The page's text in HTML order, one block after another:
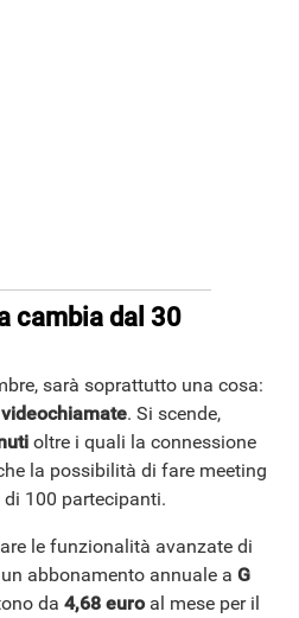
cambia dal 30
sarà soprattutto una cosa:
. Si scende,
oltre i quali la connessione
la possibilità di fare meeting
100 partecipanti.
le funzionalità avanzate di
abbonamento annuale a G
da 4,68 euroal mese per il